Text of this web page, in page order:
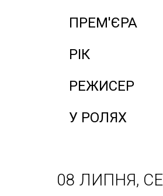
ПРЕМ'ЄРА
РІК
РЕЖИСЕР
У РОЛЯХ
08 ЛИПНЯ,